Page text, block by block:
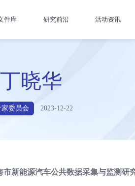
件库 研究前沿 活动资讯
丁晓华
家委员会 2023-12-22
新能源汽车公共数据采集与监测研